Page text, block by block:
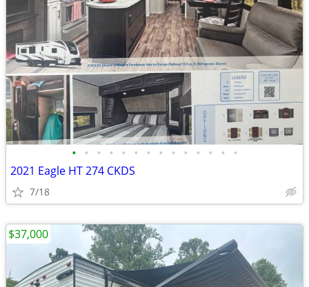
• • • • • • • • • • • • • •
2021 Eagle HT 274 CKDS
7/18
$37,000